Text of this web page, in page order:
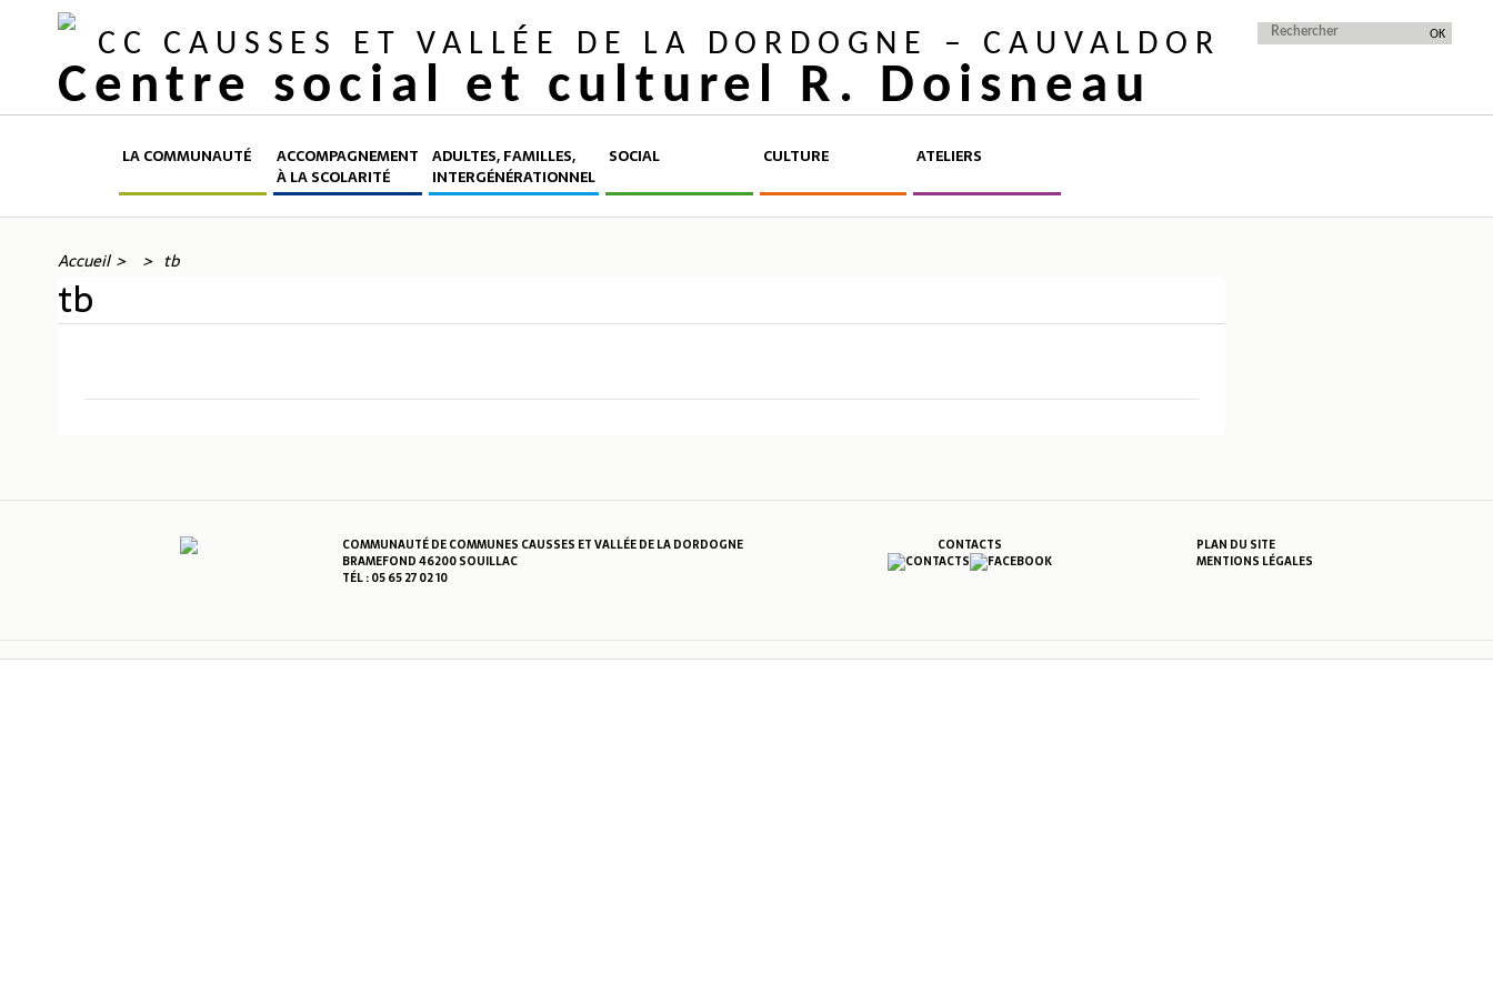
CC CAUSSES ET VALLÉE DE LA DORDOGNE – CAUVALDOR
Centre social et culturel R. Doisneau
LA COMMUNAUTÉ
ACCOMPAGNEMENT
À LA SCOLARITÉ
ADULTES, FAMILLES,
INTERGÉNÉRATIONNEL
SOCIAL CULTURE ATELIERS
Accueil tb
tb
COMMUNAUTÉ DE COMMUNES CAUSSES ET VALLÉE DE LA DORDOGNE
BRAMEFOND 46200 SOUILLAC
TÉL : 05 65 27 02 10
CONTACTS
PLAN DU SITE
MENTIONS LÉGALES